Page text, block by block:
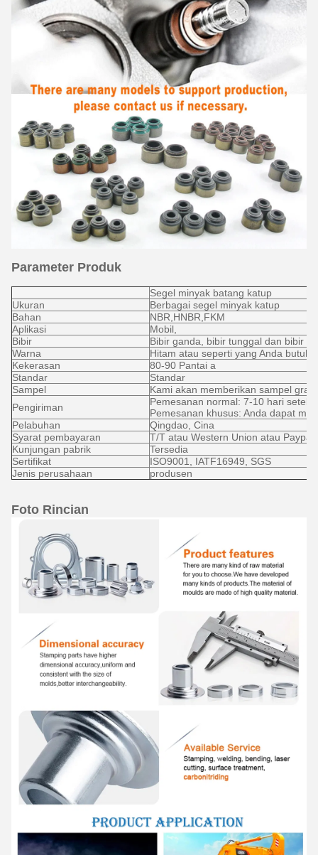
Parameter Produk
Segel minyak batang katup
Ukuran
Berbagai segel minyak katup
Bahan
NBR,HNBR,FKM
Aplikasi
Mobil,
Bibir
Bibir ganda, bibir tunggal dan bibir
Warna
Hitam atau seperti yang Anda
Kekerasan
80-90 Pantai a
Standar
Standar
Sampel
Kami akan memberikan sampel
Pengiriman
Pemesanan normal: 7-10 hari
Pemesanan khusus: Anda dapat
Pelabuhan
Qingdao, Cina
Syarat pembayaran
T/T atau Western Union atau Paypal
Kunjungan pabrik
Tersedia
Sertifikat
ISO9001, IATF16949, SGS
Jenis perusahaan
produsen
Foto Rincian